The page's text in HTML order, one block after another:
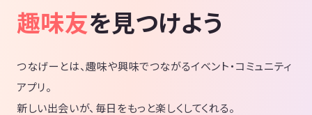
趣味友を見つけよう
つなげーとは、趣味や興味でつながるイベント・コミュニティ
アプリ。
新しい出会いが、毎日をもっと楽しくしてくれる。